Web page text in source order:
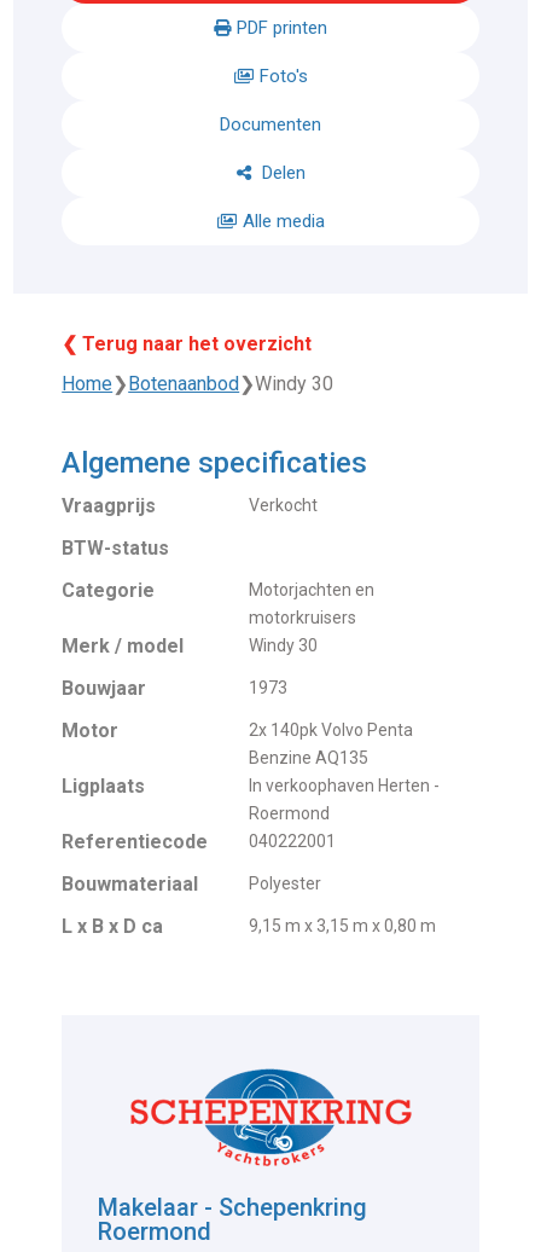
PDF printen
Foto's
Documenten
Delen
Alle media
❮ Terug naar het overzicht
Home❯ Botenaanbod ❯Windy 30
Algemene specificaties
Vraagprijs Verkocht
BTW-status
Categorie
Motorjachten en
motorkruisers
Merk / model Windy 30
Bouwjaar 1973
Motor
2x 140pk Volvo Penta
Benzine AQ135
Ligplaats
In verkoophaven Herten -
Roermond
Referentiecode 040222001
Bouwmateriaal Polyester
L x B x D ca 9,15 m x 3,15 m x 0,80 m
Makelaar - Schepenkring
Roermond